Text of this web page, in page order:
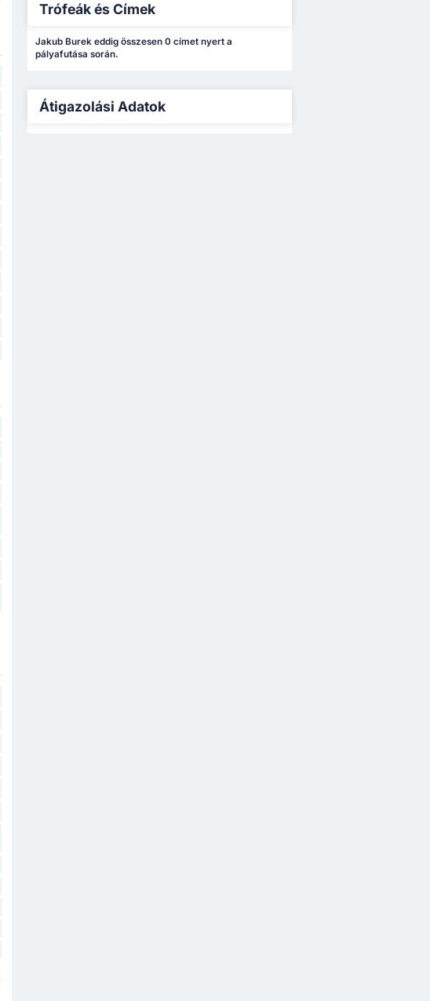
Trófeák és Címek
Jakub Burek eddig összesen 0 címet nyert a
pályafutása során.
Átigazolási Adatok